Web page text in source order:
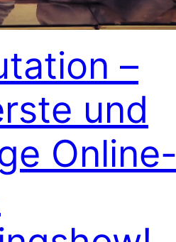
–
und
Online-